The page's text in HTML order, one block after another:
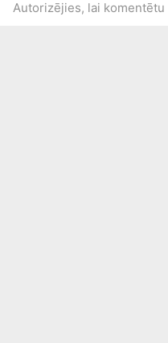
Autorizējies, lai komentētu